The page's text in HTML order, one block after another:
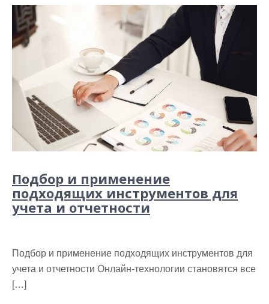
Подбор и применение
подходящих инструментов для
учета и отчетности
Подбор и применение подходящих инструментов для
учета и отчетности Онлайн-технологии становятся все
[…]